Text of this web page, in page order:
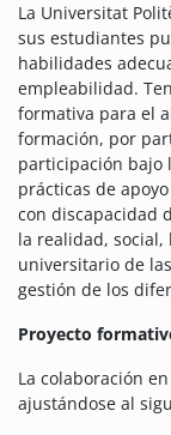
La Universitat
sus estudiantes
habilidades
empleabilidad.
formativa para el
formación, por
participación bajo
prácticas de
con discapacidad
la realidad,
universitario de
gestión de los
Proyecto
La colaboración
ajustándose al